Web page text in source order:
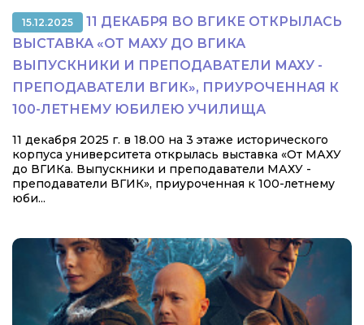
15.12.2025
11 ДЕКАБРЯ ВО ВГИКЕ ОТКРЫЛАСЬ
ВЫСТАВКА «ОТ МАХУ ДО ВГИКА
ВЫПУСКНИКИ И ПРЕПОДАВАТЕЛИ МАХУ -
ПРЕПОДАВАТЕЛИ ВГИК», ПРИУРОЧЕННАЯ К
100-ЛЕТНЕМУ ЮБИЛЕЮ УЧИЛИЩА
11 декабря 2025 г. в 18.00 на 3 этаже исторического
корпуса университета открылась выставка «От МАХУ
до ВГИКа. Выпускники и преподаватели МАХУ -
преподаватели ВГИК», приуроченная к 100-летнему
юби...